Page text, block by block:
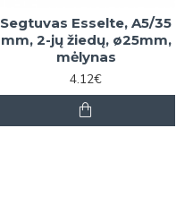
Segtuvas Esselte, A5/35
mm, 2-jų žiedų, ø25mm,
mėlynas
4.12€